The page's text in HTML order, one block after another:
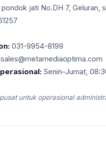
pondok jati No.DH 7, Geluran,
031-9954-8199
sales@metamediaoptima.com
Senin–Jumat,
untuk operasional